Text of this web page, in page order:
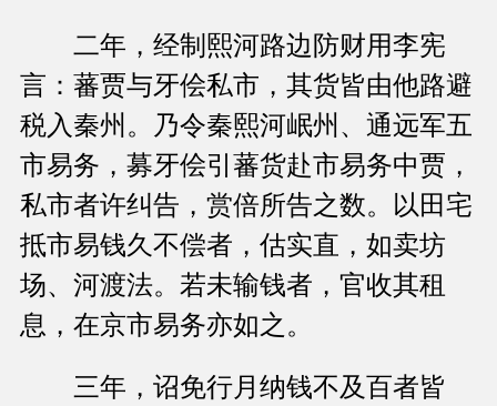
二年，经制熙河路边防财用李宪
言：蕃贾与牙侩私市，其货皆由他路避
税入秦州。乃令秦熙河岷州、通远军五
市易务，募牙侩引蕃货赴市易务中贾，
私市者许纠告，赏倍所告之数。以田宅
抵市易钱久不偿者，估实直，如卖坊
场、河渡法。若未输钱者，官收其租
息，在京市易务亦如之。
三年，诏免行月纳钱不及百者皆